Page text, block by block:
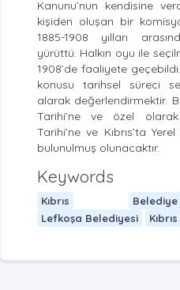
Kanunu’nun kendisine
kişiden oluşan bir
1885-1908 yılları
yürüttü. Halkın oyu ile
1908’de faaliyete
konusu tarihsel süreci
alarak değerlendirmektir.
Tarihi’ne ve özel
Tarihi’ne ve Kıbrıs’ta
bulunulmuş olunacaktır.
Keywords
Kıbrıs Belediye
Lefkoşa Belediyesi